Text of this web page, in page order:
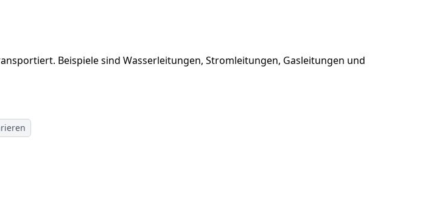
Beispiele sind Wasserleitungen, Stromleitungen, Gasleitungen und